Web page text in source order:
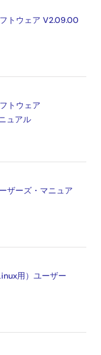
トウェア V2.09.00
トウェア
ュアル
ザーズ・マニュア
用）ユーザー